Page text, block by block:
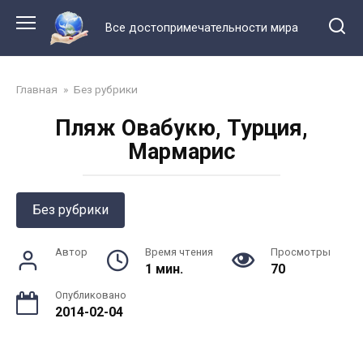
контенту
Все достопримечательности мира
Главная » Без рубрики
Пляж Овабукю, Турция,
Мармарис
Без рубрики
Автор Время чтения
1 мин.
Просмотры
70
Опубликовано
2014-02-04